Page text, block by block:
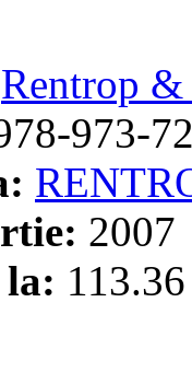
Rentrop &
973-
2007
la: 113.36